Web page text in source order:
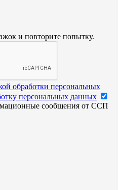
и повторите попытку.
обработки персональных
персональных данных
сообщения от ССП